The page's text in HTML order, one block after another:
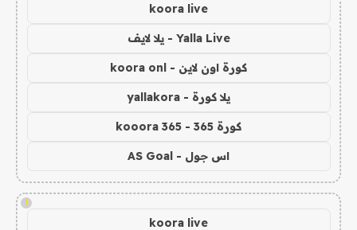
koora live
Yalla Live - يلا لايف
كورة اون لاين - koora onl
يلا كورة - yallakora
كورة 365 - kooora 365
اس جول - AS Goal
!
koora live